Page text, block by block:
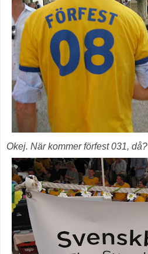
Okej. När kommer förfest 031, då?